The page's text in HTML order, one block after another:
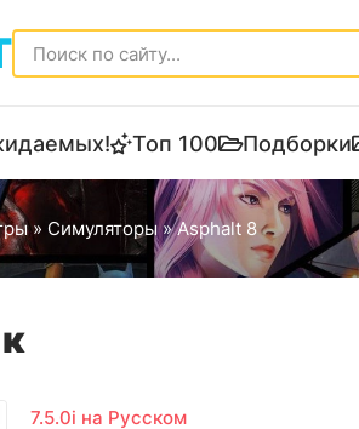
Топ 100 Подборки
» Симуляторы» Asphalt 8
7.5.0i на Русском